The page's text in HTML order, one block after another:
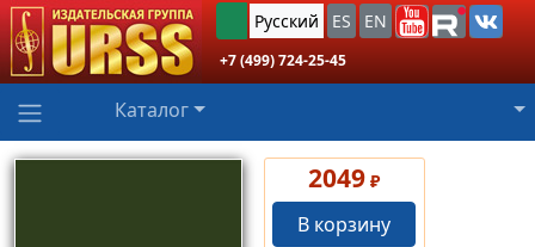
Русский ES EN
+7 (499) 724-25-45
Каталог
2049 ₽
В корзину